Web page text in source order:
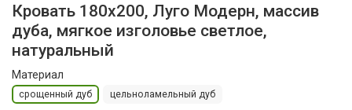
Кровать 180x200, Луго Модерн, массив
дуба, мягкое изголовье светлое,
натуральный
Материал
срощенный дуб цельноламельный дуб